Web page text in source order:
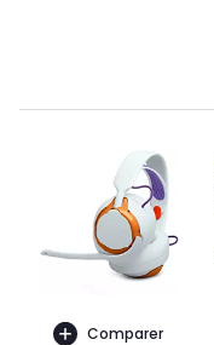
Comparer